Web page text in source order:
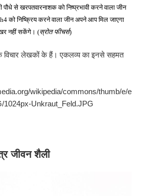
से खरपतवारनाशक को निष्प्रभावी करने वाला जीन
4को निष्क्रिय करने वाला जीन अपने आप मिल जाएगा
नहीं सकेंगे। (स्रोत फीचर्स)
विचार लेखकों के हैं। एकलव्य का इनसे सहमत
wikipedia/commons/thumb/e/e
1024px-Unkraut_Feld.JPG
जीवन शैली